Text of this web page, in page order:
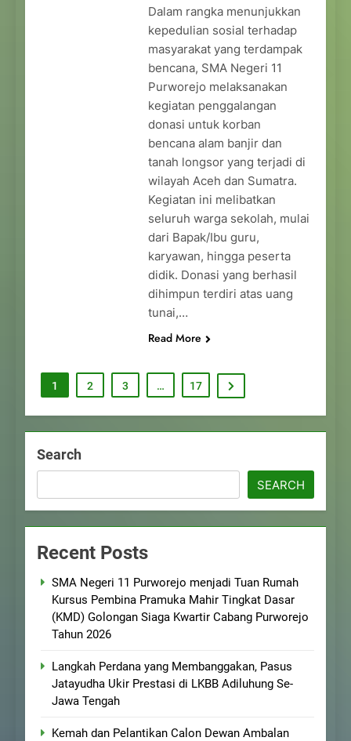
Dalam rangka menunjukkan
kepedulian sosial terhadap
masyarakat yang terdampak
bencana, SMA Negeri 11
Purworejo melaksanakan
kegiatan penggalangan
donasi untuk korban
bencana alam banjir dan
tanah longsor yang terjadi di
wilayah Aceh dan Sumatra.
Kegiatan ini melibatkan
seluruh warga sekolah, mulai
dari Bapak/Ibu guru,
karyawan, hingga peserta
didik. Donasi yang berhasil
dihimpun terdiri atas uang
tunai,…
Read More
1 2 3 … 17
Search
SEARCH
Recent Posts
SMA Negeri 11 Purworejo menjadi Tuan Rumah
Kursus Pembina Pramuka Mahir Tingkat Dasar
(KMD) Golongan Siaga Kwartir Cabang Purworejo
Tahun 2026
Langkah Perdana yang Membanggakan, Pasus
Jatayudha Ukir Prestasi di LKBB Adiluhung Se-
Jawa Tengah
Kemah dan Pelantikan Calon Dewan Ambalan